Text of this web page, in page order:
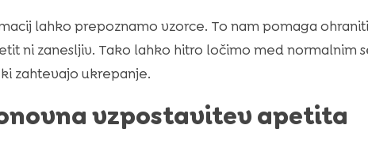
lahko prepoznamo vzorce. To nam pomaga
ni zanesljiv. Tako lahko hitro ločimo med normalnim
zahtevajo ukrepanje.
vzpostavitev apetita